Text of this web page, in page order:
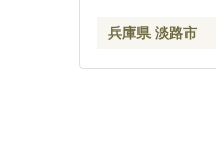
兵庫県 淡路市